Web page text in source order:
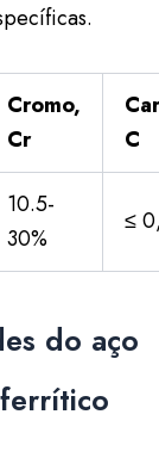
Cromo,
Cr
C
10.5-
30%
≤
do aço